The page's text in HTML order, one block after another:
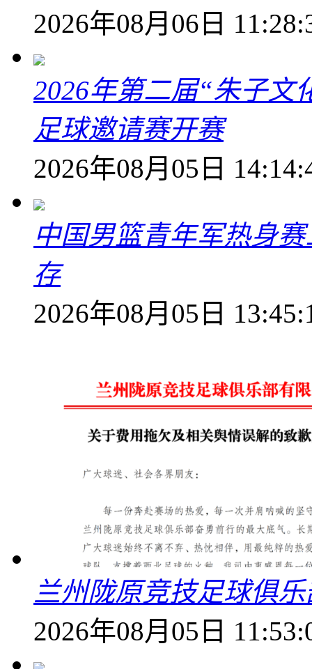
2026年08月06日
2026年第二届“朱子文
足球邀请赛开赛
2026年08月05日
中国男篮青年军热身
存
2026年08月05日
兰州陇原竞技足球俱
2026年08月05日